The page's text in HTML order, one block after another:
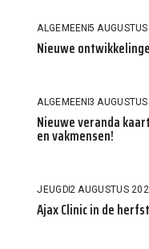
ALGEMEEN5
Nieuwe
ALGEMEEN3
Nieuwe veranda
en vakmensen!
JEUGD2 AUGUSTUS
Ajax Clinic in de